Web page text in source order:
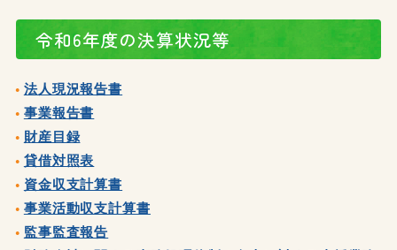
令和6年度の決算状況等
法人現況報告書
事業報告書
財産目録
貸借対照表
資金収支計算書
事業活動収支計算書
監事監査報告